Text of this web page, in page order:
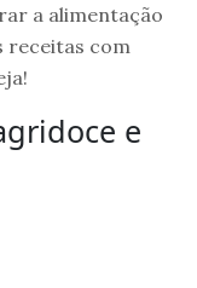
a alimentação
receitas com
e